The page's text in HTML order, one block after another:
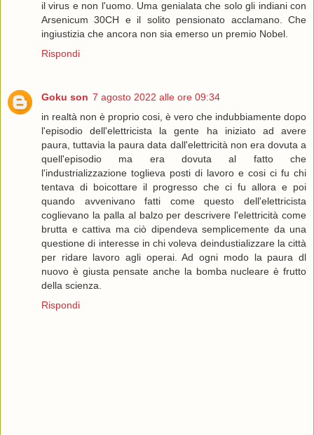
il virus e non l'uomo. Uma genialata che solo gli indiani con
Arsenicum 30CH e il solito pensionato acclamano. Che
ingiustizia che ancora non sia emerso un premio Nobel.
Rispondi
Goku son 7 agosto 2022 alle ore 09:34
in realtà non è proprio cosi, è vero che indubbiamente dopo
l'episodio dell'elettricista la gente ha iniziato ad avere
paura, tuttavia la paura data dall'elettricità non era dovuta a
quell'episodio ma era dovuta al fatto che
l'industrializzazione toglieva posti di lavoro e cosi ci fu chi
tentava di boicottare il progresso che ci fu allora e poi
quando avvenivano fatti come questo dell'elettricista
coglievano la palla al balzo per descrivere l'elettricità come
brutta e cattiva ma ciò dipendeva semplicemente da una
questione di interesse in chi voleva deindustializzare la città
per ridare lavoro agli operai. Ad ogni modo la paura dl
nuovo è giusta pensate anche la bomba nucleare è frutto
della scienza.
Rispondi